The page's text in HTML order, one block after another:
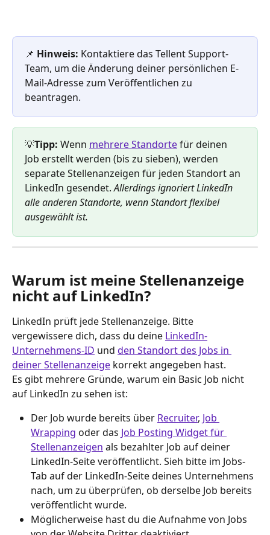
📌 Hinweis: Kontaktiere das Tellent Support-
Team, um die Änderung deiner persönlichen E-
Mail-Adresse zum Veröffentlichen zu
beantragen.
💡Tipp: Wenn mehrere Standorte für deinen
Job erstellt werden (bis zu sieben), werden
separate Stellenanzeigen für jeden Standort an
LinkedIn gesendet. Allerdings ignoriert LinkedIn
alle anderen Standorte, wenn Standort flexibel
ausgewählt ist.
Warum ist meine Stellenanzeige
nicht auf LinkedIn?
LinkedIn prüft jede Stellenanzeige. Bitte
vergewissere dich, dass du deine LinkedIn-
Unternehmens-ID und den Standort des Jobs in
deiner Stellenanzeige korrekt angegeben hast.
Es gibt mehrere Gründe, warum ein Basic Job nicht
auf LinkedIn zu sehen ist:
Der Job wurde bereits über Recruiter, Job
Wrapping oder das Job Posting Widget für
Stellenanzeigen als bezahlter Job auf deiner
LinkedIn-Seite veröffentlicht. Sieh bitte im Jobs-
Tab auf der LinkedIn-Seite deines Unternehmens
nach, um zu überprüfen, ob derselbe Job bereits
veröffentlicht wurde.
Möglicherweise hast du die Aufnahme von Jobs